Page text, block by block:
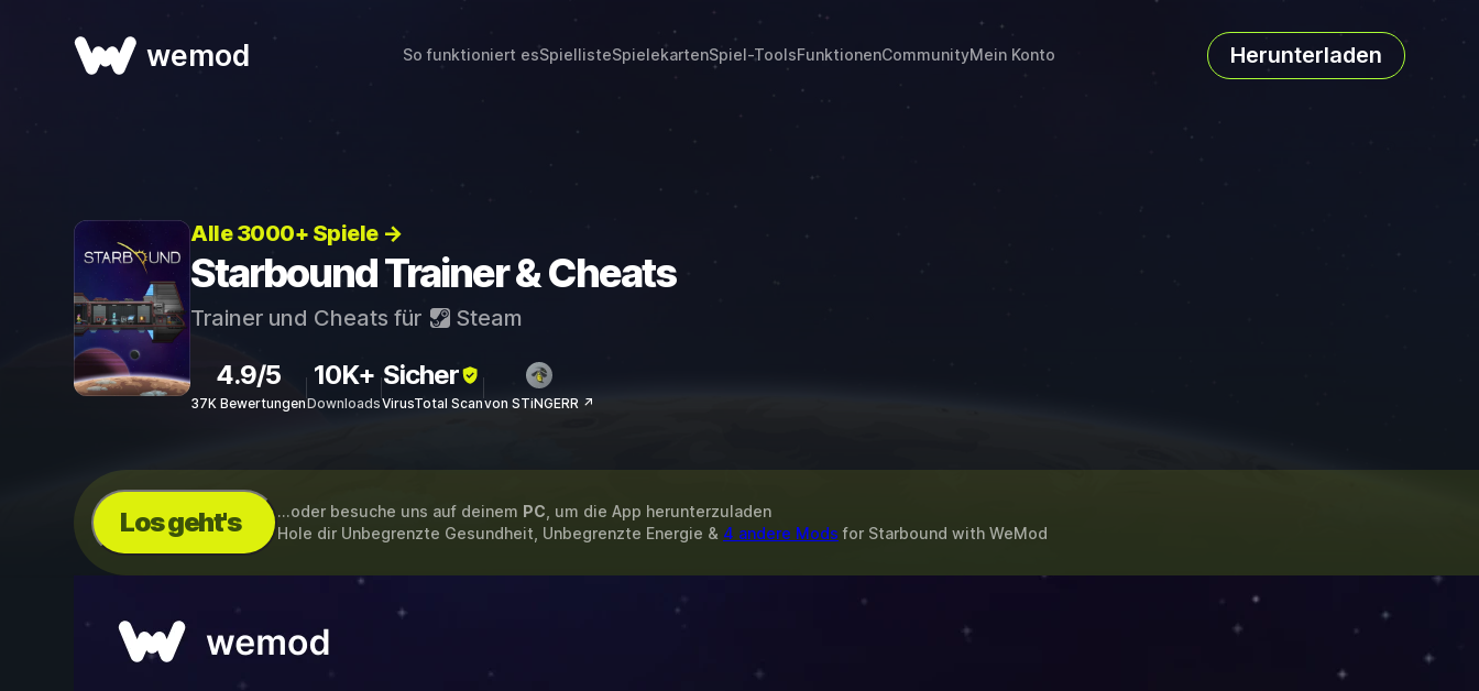
wemod So funktioniert esSpiellisteSpielekartenSpiel-ToolsFunktionenCommunityMein Konto Herunterladen
Alle 3000+ Spiele →
Starbound Trainer & Cheats
Trainer und Cheats für Steam
4.9/5
37K Bewertungen
10K+
Downloads
Sicher
VirusTotal Scanvon STiNGERR ↗
Los geht's ...oder besuche uns auf deinem PC , um die App herunterzuladen
Hole dir Unbegrenzte Gesundheit, Unbegrenzte Energie & 4 andere Mods for Starbound with WeMod